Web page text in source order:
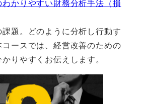
かりやすい財務分析手法（損
題。どのように分析し行動す
ースでは、経営改善のための
りやすくお伝えします。